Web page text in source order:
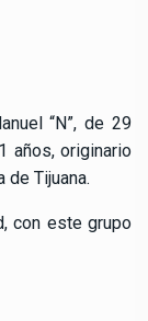
“N”, de 29
años, originario
de Tijuana.
con este grupo